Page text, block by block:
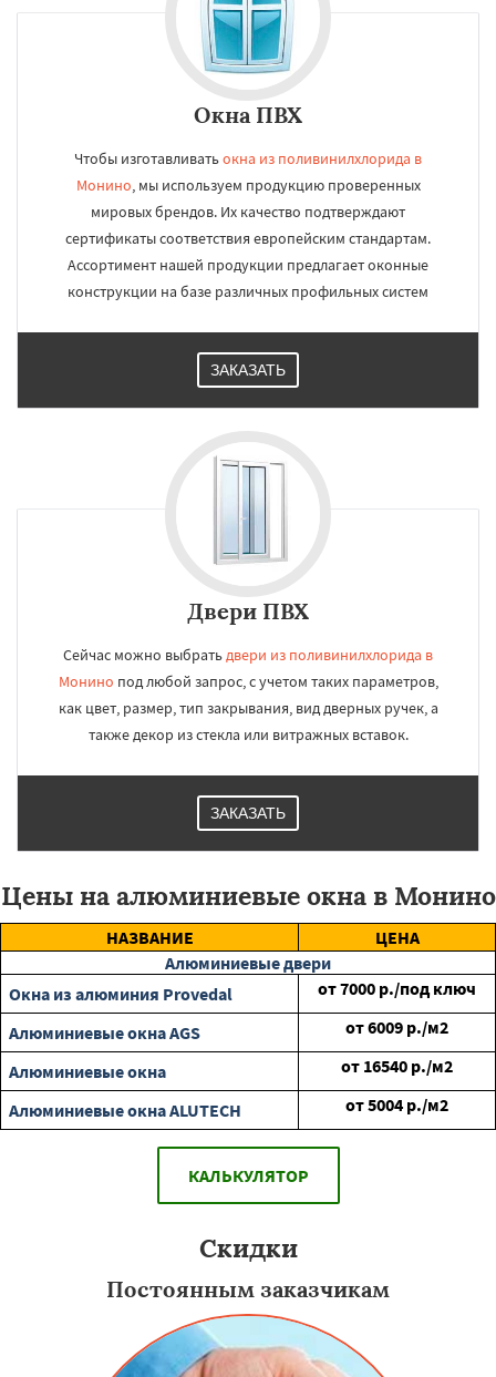
Окна ПВХ
Чтобы изготавливатьокна из поливинилхлорида в
Монино, мы используем продукцию проверенных
мировых брендов. Их качество подтверждают
сертификаты соответствия европейским стандартам.
Ассортимент нашей продукции предлагает оконные
конструкции на базе различных профильных систем
ЗАКАЗАТЬ
Двери ПВХ
Сейчас можно выбратьдвери из поливинилхлорида в
Монино под любой запрос, с учетом таких параметров,
как цвет, размер, тип закрывания, вид дверных ручек, а
также декор из стекла или витражных вставок.
ЗАКАЗАТЬ
Цены на алюминиевые окна в Монино
НАЗВАНИЕ
ЦЕНА
Алюминиевые двери
Окна из алюминия Provedal
от7000 р./под ключ
Алюминиевые окна AGS
от6009 р./м2
Алюминиевые окна
от 16540 р./м2
Алюминиевые окна ALUTECH
от5004 р./м2
КАЛЬКУЛЯТОР
Скидки
Постоянным заказчикам